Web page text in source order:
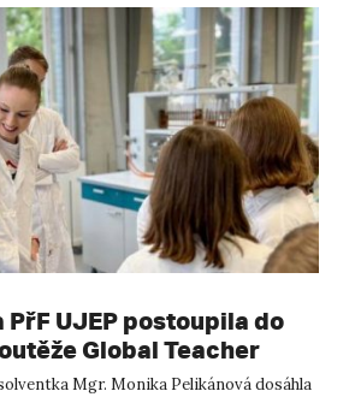
UJEP postoupila do
Global Teacher
Mgr. Monika Pelikánová dosáhla